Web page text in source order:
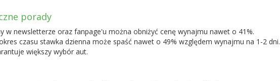
porady
newsletterze oraz fanpage'u można obniżyć cenę wynajmu nawet o 41%.
czasu stawka dzienna może spaść nawet o 49% względem wynajmu na 1-2 dni.
większy wybór aut.